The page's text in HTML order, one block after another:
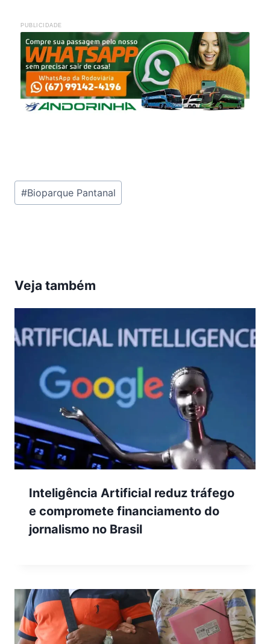
PUBLICIDADE
Tags
do
#Bioparque Pantanal
Veja também
Inteligência Artificial reduz tráfego
e compromete financiamento do
jornalismo no Brasil